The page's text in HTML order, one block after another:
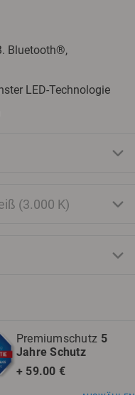
Bluetooth®,
LED-Technologie
Premiumschutz 5
Jahre Schutz
+ 59.00 €